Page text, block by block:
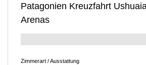
Patagonien Kreuzfahrt
Arenas
Zimmerart / Ausstattung